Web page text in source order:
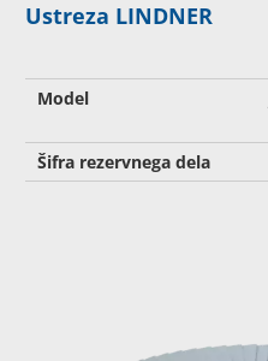
Ustreza LINDNER
Model
Šifra rezervnega dela